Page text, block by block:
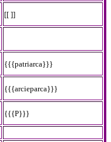
[[ ]]
{{{patriarca}}}
{{{arcieparca}}}
{{{P}}}